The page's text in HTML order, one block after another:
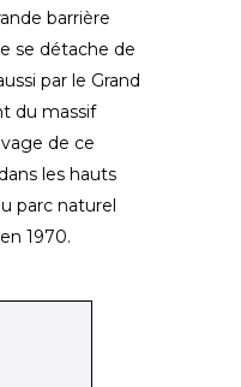
barrière
se détache de
par le Grand
du massif
de ce
les hauts
parc naturel
1970.